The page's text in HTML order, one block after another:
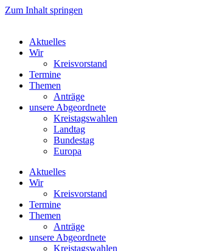
Zum Inhalt springen
Aktuelles
Wir
Kreisvorstand
Termine
Themen
Anträge
unsere Abgeordnete
Kreistagswahlen
Landtag
Bundestag
Europa
Aktuelles
Wir
Kreisvorstand
Termine
Themen
Anträge
unsere Abgeordnete
Kreistagswahlen